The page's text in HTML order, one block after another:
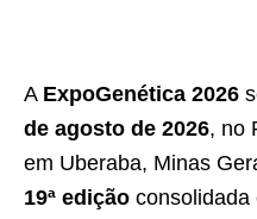
A ExpoGenética 2026
de agosto de 2026, no
em Uberaba, Minas
19ª edição consolidada